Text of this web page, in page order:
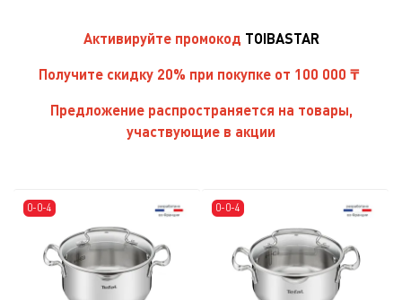
Активируйте промокод TOIBASTAR
Получите скидку 20% при покупке от 100 000 ₸
Предложение распространяется на товары,
участвующие в акции
0-0-4 0-0-4